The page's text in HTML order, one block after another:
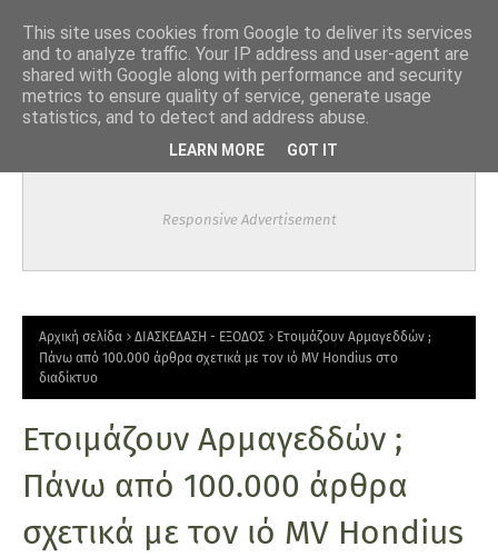
Responsive Advertisement
Αρχική σελίδα ΔΙΑΣΚΕΔΑΣΗ - ΕΞΟΔΟΣ
Ετοιμάζουν Αρμαγεδδών ;
Πάνω από 100.000 άρθρα σχετικά με τον ιό MV Hondius στο
διαδίκτυο
Ετοιμάζουν Αρμαγεδδών ;
Πάνω από 100.000 άρθρα
σχετικά με τον ιό MV Hondius
This site uses cookies from Google to deliver its services
and to analyze traffic. Your IP address and user-agent are
shared with Google along with performance and security
metrics to ensure quality of service, generate usage
statistics, and to detect and address abuse.
LEARN MORE GOT IT